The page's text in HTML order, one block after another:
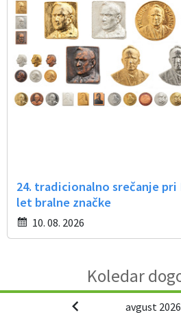
24. tradicionalno srečanje
let bralne značke
10. 08. 2026
Koledar
avgust 2026